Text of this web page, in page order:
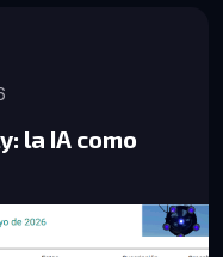
la IA como